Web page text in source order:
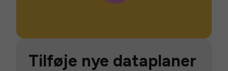
Tilføje nye dataplaner